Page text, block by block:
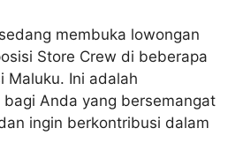
membuka lowongan
Store Crew di beberapa
Maluku. Ini adalah
Anda yang bersemangat
ingin berkontribusi dalam